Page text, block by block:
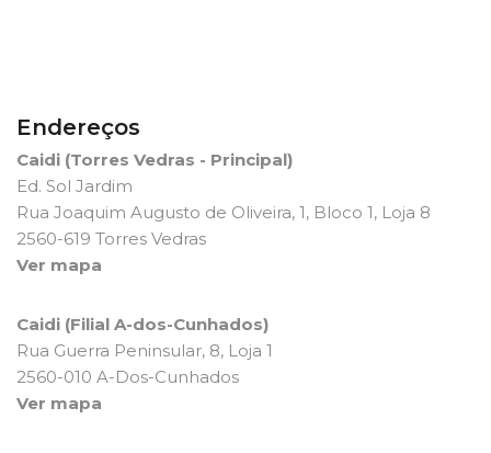
Endereços
Caidi (Torres Vedras - Principal)
Ed. Sol Jardim
Rua Joaquim Augusto de Oliveira, 1, Bloco 1, Loja 8
2560-619 Torres Vedras
Ver mapa
Caidi (Filial A-dos-Cunhados)
Rua Guerra Peninsular, 8, Loja 1
2560-010 A-Dos-Cunhados
Ver mapa